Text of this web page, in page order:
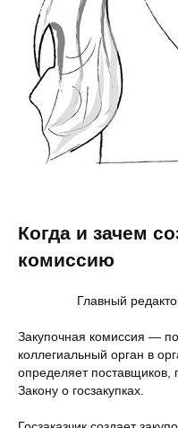
Когда и зачем
комиссию
Главный
Закупочная комиссия —
коллегиальный орган в
определяет поставщиков,
Закону о госзакупках.